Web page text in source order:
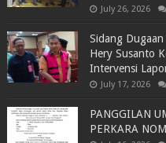
July 26, 2026
Sidang
Hery Susanto
Intervensi
July 17, 2026
PANGGILAN
PERKARA